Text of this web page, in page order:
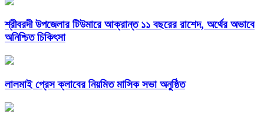
শ্রীবরদী উপজেলার টিউমারে আক্রান্ত ১১ বছরের রাশেদ, অর্থের অভাবে
অনিশ্চিত চিকিৎসা
লালমাই প্রেস ক্লাবের নিয়মিত মাসিক সভা অনুষ্ঠিত